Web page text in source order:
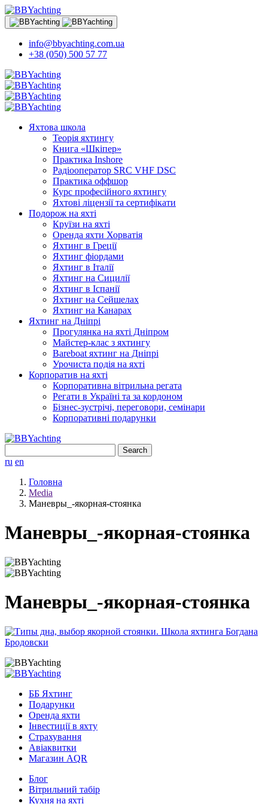
info@bbyachting.com.ua
+38 (050) 500 57 77
Яхтова школа
Теорія яхтингу
Книга «Шкіпер»
Практика Inshore
Радіооператор SRC VHF DSC
Практика оффшор
Курс професійного яхтингу
Яхтові ліцензії та сертифікати
Подорож на яхті
Круїзи на яхті
Оренда яхти Хорватія
Яхтинг в Греції
Яхтинг фіордами
Яхтинг в Італії
Яхтинг на Сицилії
Яхтинг в Іспанії
Яхтинг на Сейшелах
Яхтинг на Канарах
Яхтинг на Дніпрі
Прогулянка на яхті Дніпром
Майстер-клас з яхтингу
Bareboat яхтинг на Дніпрі
Урочиста подія на яхті
Корпоратив на яхті
Корпоративна вітрильна регата
Регати в Україні та за кордоном
Бізнес-зустрічі, переговори, семінари
Корпоративні подарунки
for:
ru en
Головна
Media
Маневры_-якорная-стоянка
Маневры_-якорная-стоянка
Маневры_-якорная-стоянка
ББ Яхтинг
Подарунки
Оренда яхти
Інвестиції в яхту
Страхування
Авіаквитки
Магазин AQR
Блог
Вітрильний табір
Кухня на яхті